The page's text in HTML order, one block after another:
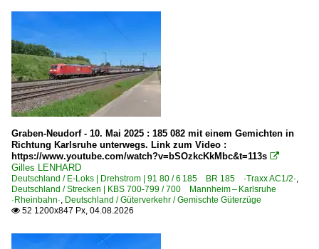
Dieseltriebzüge | bis 1970 und Altbautriebzüge
DB VT 98 · BR 796/996 · BR 798/998 Uerdinger
E-Loks | Altbau
E 44 BR 144 · DR 244
E 94 BR 194 · DR 254
E-Loks | Drehstrom | 91 80
6 101 BR 101
Graben-Neudorf - 10. Mai 2025 : 185 082 mit einem Gemichten in
Richtung Karlsruhe unterwegs. Link zum Video :
https://www.youtube.com/watch?v=bSOzkcKkMbc&t=113s 
Gilles LENHARD
Deutschland / E-Loks | Drehstrom | 91 80 / 6 185 BR 185 ·Traxx AC1/2·,
Deutschland / Strecken | KBS 700-799 / 700 Mannheim – Karlsruhe
·Rheinbahn·, Deutschland / Güterverkehr / Gemischte Güterzüge
 52 1200x847 Px, 04.08.2026